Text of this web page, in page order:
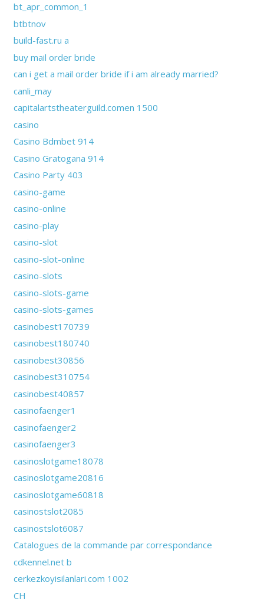
bt_apr_common_1
btbtnov
build-fast.ru a
buy mail order bride
can i get a mail order bride if i am already married?
canli_may
capitalartstheaterguild.comen 1500
casino
Casino Bdmbet 914
Casino Gratogana 914
Casino Party 403
casino-game
casino-online
casino-play
casino-slot
casino-slot-online
casino-slots
casino-slots-game
casino-slots-games
casinobest170739
casinobest180740
casinobest30856
casinobest310754
casinobest40857
casinofaenger1
casinofaenger2
casinofaenger3
casinoslotgame18078
casinoslotgame20816
casinoslotgame60818
casinostslot2085
casinostslot6087
Catalogues de la commande par correspondance
cdkennel.net b
cerkezkoyisilanlari.com 1002
CH